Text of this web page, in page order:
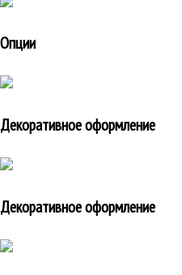
Опции
Декоративное оформление
Декоративное оформление